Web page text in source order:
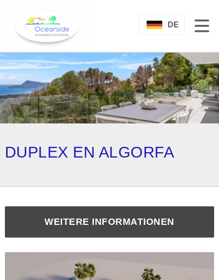
DE
DUPLEX EN ALGORFA
WEITERE INFORMATIONEN